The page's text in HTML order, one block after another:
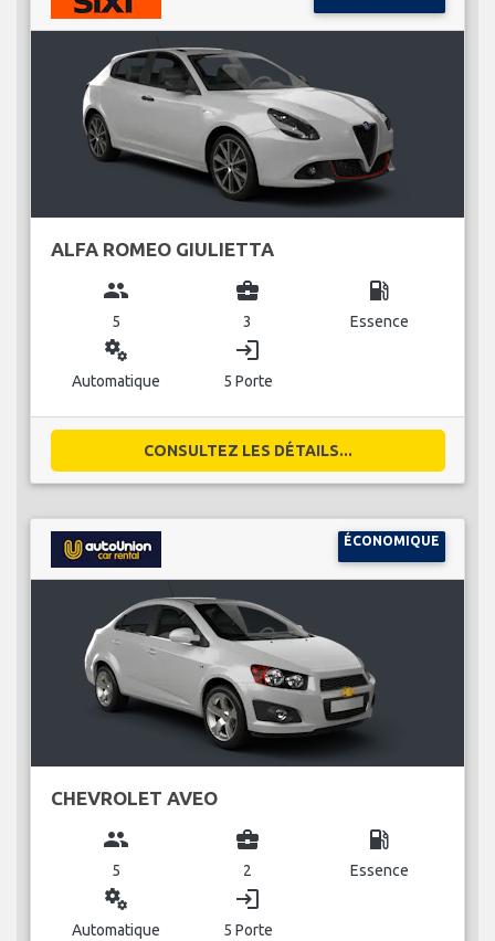
ALFA ROMEO GIULIETTA
group
5
business_center
3
local_gas_station
Essence
miscellaneous_services
Automatique
login
5 Porte
CONSULTEZ LES DÉTAILS...
ÉCONOMIQUE
CHEVROLET AVEO
group
5
business_center
2
local_gas_station
Essence
miscellaneous_services
Automatique
login
5 Porte